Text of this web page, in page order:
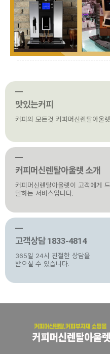
맛있는커피
커피의 모든것 커피머신렌탈아울
커피머신렌탈아울렛 소개
커피머신렌탈아울렛이 고객에게
달하는 서비스입니다.
고객상담 1833-4814
365일 24시 친절한 상담을
받으실 수 있습니다.